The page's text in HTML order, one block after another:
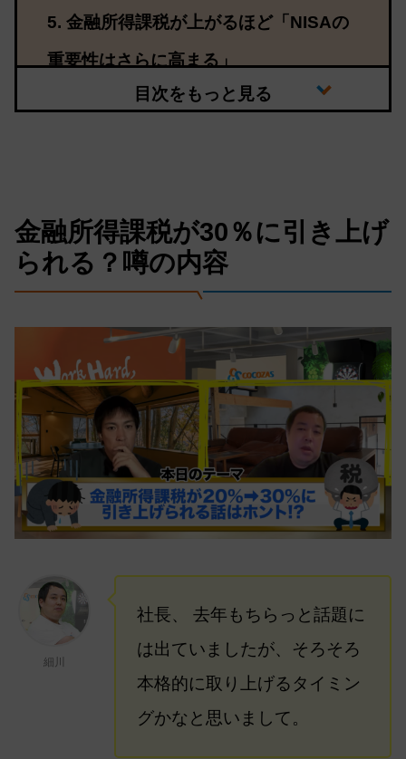
金融所得課税が上がるほど「NISAの
重要性はさらに高まる」
金融所得課税が30％に引き上げ
られる？噂の内容
細川
社長、 去年もちらっと話題に
は出ていましたが、そろそろ
本格的に取り上げるタイミン
グかなと思いまして。